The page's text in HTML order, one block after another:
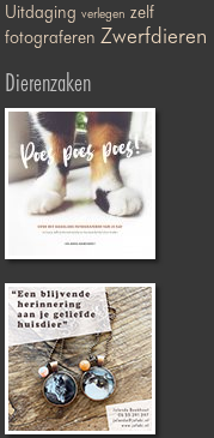
Uitdaging verlegen zelf
fotograferen Zwerfdieren
Dierenzaken